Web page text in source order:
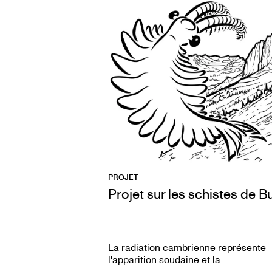
PROJET
Projet sur les schistes de
La radiation cambrienne représente
l'apparition soudaine et la